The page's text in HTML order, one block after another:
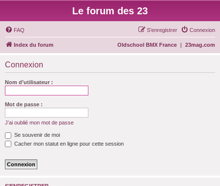
Le forum des 23
FAQ Connexion
S’enregistrer
Index du forum 23mag.com
|
Oldschool BMX France
Connexion
Nom d’utilisateur :
Mot de passe :
J’ai oublié mon mot de passe
Se souvenir de moi
Cacher mon statut en ligne pour cette session